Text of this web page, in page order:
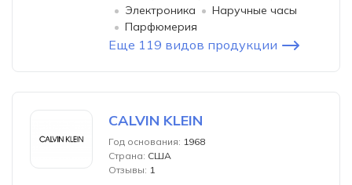
Электроника
Наручные часы
Парфюмерия
Еще 119 видов продукции
CALVIN KLEIN
Год основания: 1968
Страна: США
Отзывы: 1